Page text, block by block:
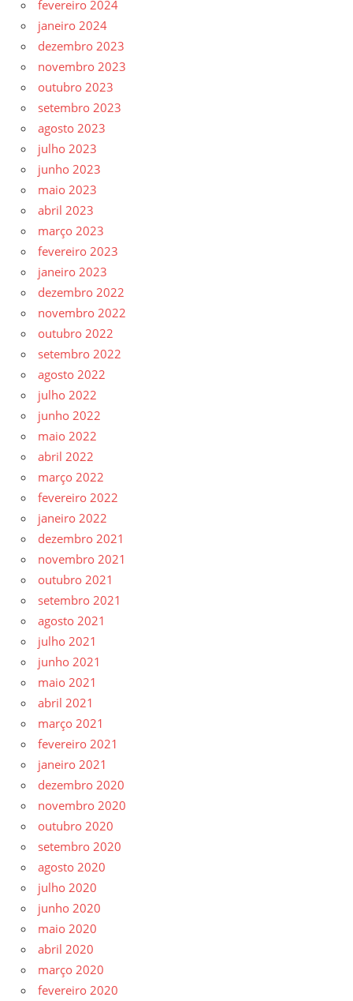
fevereiro 2024
janeiro 2024
dezembro 2023
novembro 2023
outubro 2023
setembro 2023
agosto 2023
julho 2023
junho 2023
maio 2023
abril 2023
março 2023
fevereiro 2023
janeiro 2023
dezembro 2022
novembro 2022
outubro 2022
setembro 2022
agosto 2022
julho 2022
junho 2022
maio 2022
abril 2022
março 2022
fevereiro 2022
janeiro 2022
dezembro 2021
novembro 2021
outubro 2021
setembro 2021
agosto 2021
julho 2021
junho 2021
maio 2021
abril 2021
março 2021
fevereiro 2021
janeiro 2021
dezembro 2020
novembro 2020
outubro 2020
setembro 2020
agosto 2020
julho 2020
junho 2020
maio 2020
abril 2020
março 2020
fevereiro 2020